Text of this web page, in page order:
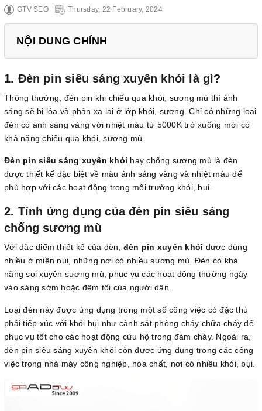
GTV SEO Thursday, 22 February, 2024
NỘI DUNG CHÍNH
1. Đèn pin siêu sáng xuyên khói là gì?
Thông thường, đèn pin khi chiếu qua khói, sương mù thì ánh
sáng sẽ bị lóa và phản xạ lại ở lớp khói, sương. Chỉ có những loại
đèn có ánh sáng vàng với nhiệt màu từ 5000K trở xuống mới có
khả năng chiếu qua khói, sương mù.
Đèn pin siêu sáng xuyên khói hay chống sương mù là đèn
được thiết kế đặc biệt về màu ánh sáng vàng và nhiệt màu để
phù hợp với các hoạt động trong môi trường khói, bụi.
2. Tính ứng dụng của đèn pin siêu sáng
chống sương mù
Với đặc điểm thiết kế của đèn, đèn pin xuyên khói được dùng
nhiều ở miền núi, những nơi có nhiều sương mù. Đèn có khả
năng soi xuyên sương mù, phục vụ các hoạt động thường ngày
vào sáng sớm hoặc đêm tối của người dân.
Loại đèn này được ứng dụng trong một số công việc có đặc thù
phải tiếp xúc với khói bụi như cảnh sát phòng cháy chữa cháy để
phục vụ tốt cho các hoạt động cứu hộ trong đám cháy. Ngoài ra,
đèn pin siêu sáng xuyên khói còn được ứng dụng trong các công
việc trong nhà máy công nghiệp, hóa chất, nơi có nhiều khói, bụi.